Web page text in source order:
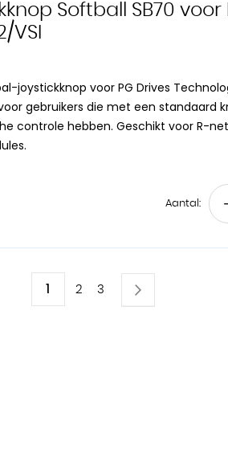
Softball SB70 voor
VSI
joystickknop voor PG Drives
gebruikers die met een standaard
controle hebben. Geschikt voor R-net,
Aantal:
Pagina
U lees momenteel pagina
1 Pagina
2 Pagina
3